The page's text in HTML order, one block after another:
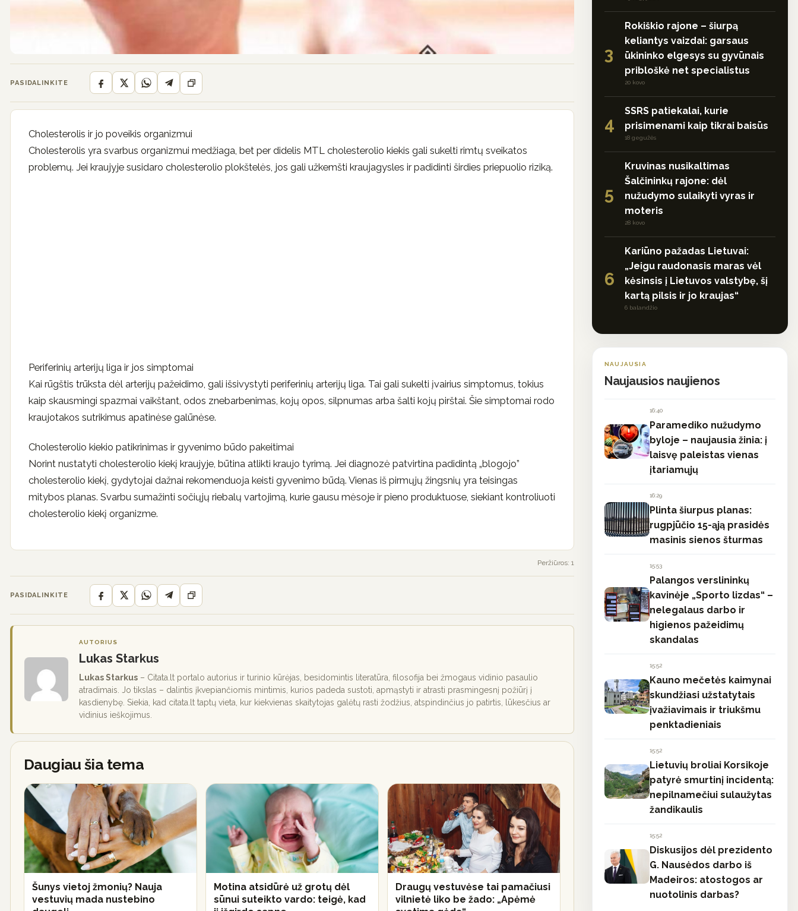
PASIDALINKITE
Cholesterolis ir jo poveikis organizmui
Cholesterolis yra svarbus organizmui medžiaga, bet per didelis MTL cholesterolio kiekis gali sukelti rimtų sveikatos
problemų. Jei kraujyje susidaro cholesterolio plokštelės, jos gali užkemšti kraujagysles ir padidinti širdies priepuolio riziką.
Periferinių arterijų liga ir jos simptomai
Kai rūgštis trūksta dėl arterijų pažeidimo, gali išsivystyti periferinių arterijų liga. Tai gali sukelti įvairius simptomus, tokius
kaip skausmingi spazmai vaikštant, odos znebarbenimas, kojų opos, silpnumas arba šalti kojų pirštai. Šie simptomai rodo
kraujotakos sutrikimus apatinėse galūnėse.
Cholesterolio kiekio patikrinimas ir gyvenimo būdo pakeitimai
Norint nustatyti cholesterolio kiekį kraujyje, būtina atlikti kraujo tyrimą. Jei diagnozė patvirtina padidintą „blogojo”
cholesterolio kiekį, gydytojai dažnai rekomenduoja keisti gyvenimo būdą. Vienas iš pirmųjų žingsnių yra teisingas
mitybos planas. Svarbu sumažinti sočiųjų riebalų vartojimą, kurie gausu mėsoje ir pieno produktuose, siekiant kontroliuoti
cholesterolio kiekį organizme.
Peržiūros: 1
PASIDALINKITE
AUTORIUS
Lukas Starkus
Lukas Starkus – Citata.lt portalo autorius ir turinio kūrėjas, besidomintis literatūra, filosofija bei žmogaus vidinio pasaulio
atradimais. Jo tikslas – dalintis įkvepiančiomis mintimis, kurios padeda sustoti, apmąstyti ir atrasti prasmingesnį požiūrį į
kasdienybę. Siekia, kad citata.lt taptų vieta, kur kiekvienas skaitytojas galėtų rasti žodžius, atspindinčius jo patirtis, lūkesčius ar
vidinius ieškojimus.
Daugiau šia tema
Šunys vietoj žmonių? Nauja
vestuvių mada nustebino
Motina atsidūrė už grotų dėl
sūnui suteikto vardo: teigė, kad
Draugų vestuvėse tai pamačiusi
vilnietė liko be žado: „Apėmė
3
Rokiškio rajone – šiurpą
keliantys vaizdai: garsaus
ūkininko elgesys su gyvūnais
pribloškė net specialistus
20 kovo
4
SSRS patiekalai, kurie
prisimenami kaip tikrai baisūs
18 gegužės
5
Kruvinas nusikaltimas
Šalčininkų rajone: dėl
nužudymo sulaikyti vyras ir
moteris
28 kovo
6
Kariūno pažadas Lietuvai:
„Jeigu raudonasis maras vėl
kėsinsis į Lietuvos valstybę, šį
kartą pilsis ir jo kraujas“
6 balandžio
NAUJAUSIA
Naujausios naujienos
16:40
Paramediko nužudymo
byloje – naujausia žinia: į
laisvę paleistas vienas
įtariamųjų
16:29
Plinta šiurpus planas:
rugpjūčio 15-ąją prasidės
masinis sienos šturmas
15:53
Palangos verslininkų
kavinėje „Sporto lizdas“ –
nelegalaus darbo ir
higienos pažeidimų
skandalas
15:52
Kauno mečetės kaimynai
skundžiasi užstatytais
įvažiavimais ir triukšmu
penktadieniais
15:52
Lietuvių broliai Korsikoje
patyrė smurtinį incidentą:
nepilnamečiui sulaužytas
žandikaulis
15:52
Diskusijos dėl prezidento
G. Nausėdos darbo iš
Madeiros: atostogos ar
nuotolinis darbas?